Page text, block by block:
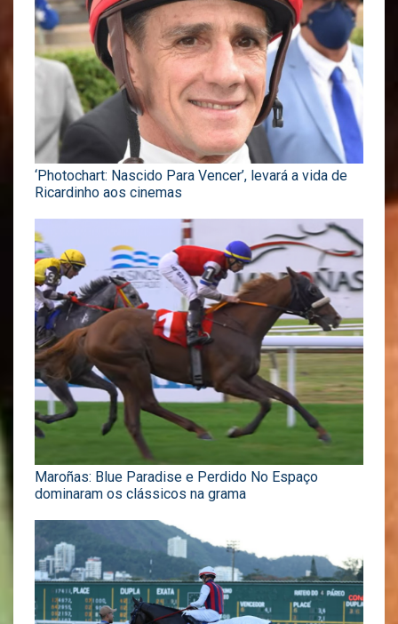
‘Photochart: Nascido Para Vencer’, levará a vida de
Ricardinho aos cinemas
Maroñas: Blue Paradise e Perdido No Espaço
dominaram os clássicos na grama